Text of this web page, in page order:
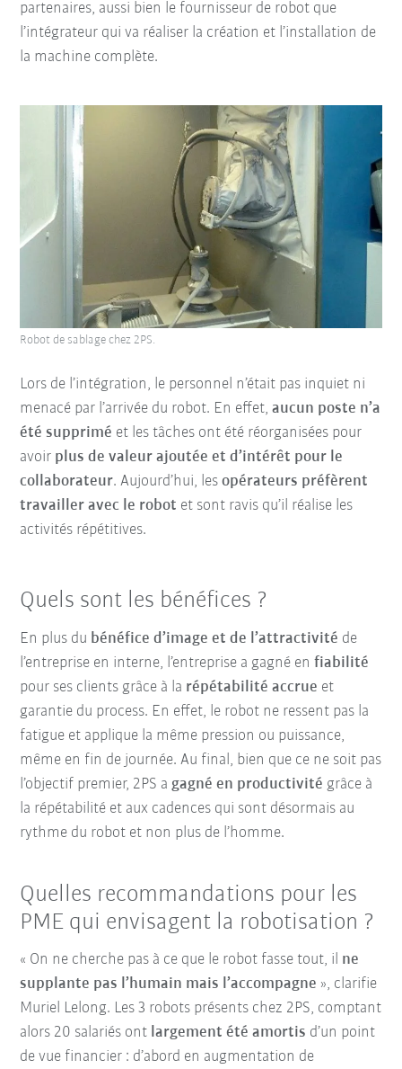
partenaires, aussi bien le fournisseur de robot que
l’intégrateur qui va réaliser la création et l’installation de
la machine complète.
Lors de l’intégration, le personnel n’était pas inquiet ni
menacé par l’arrivée du robot. En effet,aucun poste n’a
été supprimé et les tâches ont été réorganisées pour
avoir plus de valeur ajoutée et d’intérêt pour le
collaborateur. Aujourd’hui, lesopérateurs préfèrent
travailler avec le robot et sont ravis qu’il réalise les
activités répétitives.
Robot de sablage chez 2PS.
Quels sont les bénéfices ?
En plus du bénéfice d’image et de l’attractivité de
l’entreprise en interne, l’entreprise a gagné enfiabilité
pour ses clients grâce à la répétabilité accrue et
garantie du process. En effet, le robot ne ressent pas la
fatigue et applique la même pression ou puissance,
même en fin de journée. Au final, bien que ce ne soit pas
l’objectif premier, 2PS agagné en productivité grâce à
la répétabilité et aux cadences qui sont désormais au
rythme du robot et non plus de l’homme.
Quelles recommandations pour les
PME qui envisagent la robotisation ?
« On ne cherche pas à ce que le robot fasse tout, il ne
supplante pas l’humain mais l’accompagne », clarifie
Muriel Lelong. Les 3 robots présents chez 2PS, comptant
alors 20 salariés ont largement été amortis d’un point
de vue financier : d’abord en augmentation de